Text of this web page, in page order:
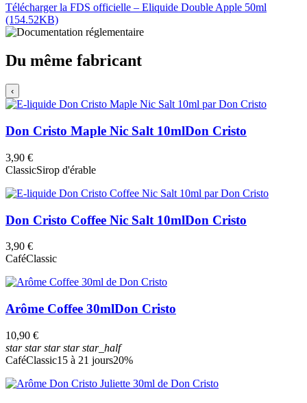
Télécharger la FDS officielle – Eliquide Double Apple 50ml
(154.52KB)
Du même fabricant
‹
Don Cristo Maple Nic Salt 10mlDon Cristo
3,90 €
ClassicSirop d'érable
Don Cristo Coffee Nic Salt 10mlDon Cristo
3,90 €
CaféClassic
Arôme Coffee 30mlDon Cristo
10,90 €
starstarstarstarstar_half
CaféClassic15 à 21 jours20%